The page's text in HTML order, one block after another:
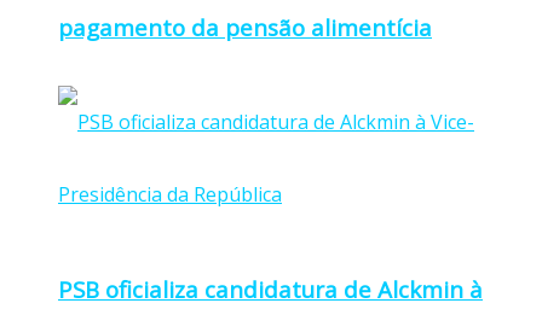
pagamento da pensão alimentícia
PSB oficializa candidatura de Alckmin à